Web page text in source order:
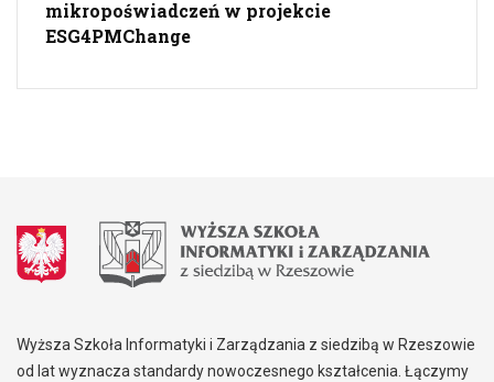
mikropoświadczeń w projekcie
ESG4PMChange
Wyższa Szkoła Informatyki i Zarządzania z siedzibą w Rzeszowie
od lat wyznacza standardy nowoczesnego kształcenia. Łączymy